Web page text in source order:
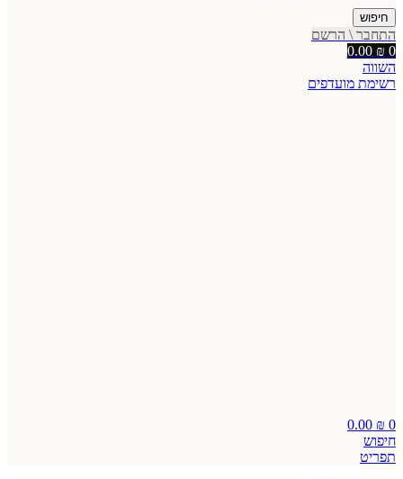
חיפוש
התחבר \ הרשם
0
0.00 ₪
השווה
רשימת מועדפים
0
0.00 ₪
חיפוש
תפריט